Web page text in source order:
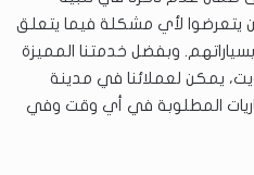
يتعرضوا لأي مشكلة فيما يتعلق
وبفضل خدمتنا المميزة
يمكن لعملائنا في مدينة
المطلوبة في أي وقت وفي